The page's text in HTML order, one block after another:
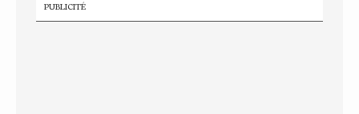
PUBLICITÉ